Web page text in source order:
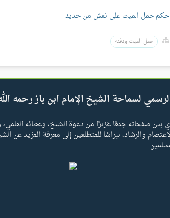
حكم حمل الميت على نعش من حديد
حمل الميت ودفنه
لسماحة الشيخ الإمام ابن باز رحمه
صفحاته جمعًا غزيرًا من دعوة الشيخ، وعطائه العلمي،
والرشاد، نبراسًا للمتطلعين إلى معرفة المزيد عن